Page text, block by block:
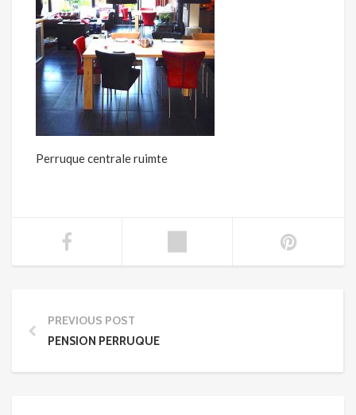
Perruque centrale ruimte
PREVIOUS POST
PENSION PERRUQUE